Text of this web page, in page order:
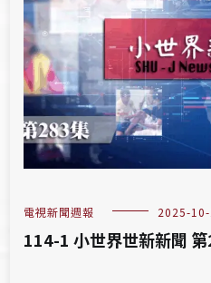
電視新聞週報 2025-
114-1 小世界世新新聞